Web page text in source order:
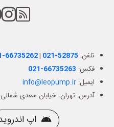
تلفن: 66735262| 021-52875
فکس: 021-66735263
ایمیل:info@leopump.ir
آدرس: تهران، خیابان سعدی شمالی،
اپ